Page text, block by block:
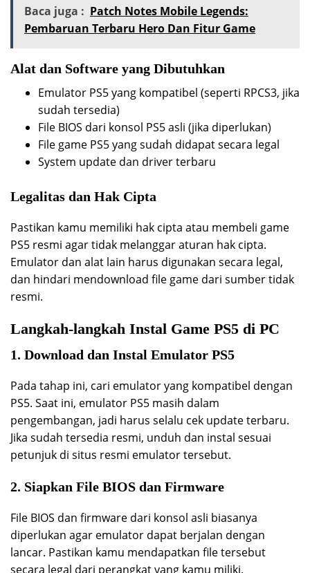
Baca juga : Patch Notes Mobile Legends:
Pembaruan Terbaru Hero Dan Fitur Game
Alat dan Software yang Dibutuhkan
Emulator PS5 yang kompatibel (seperti RPCS3, jika
sudah tersedia)
File BIOS dari konsol PS5 asli (jika diperlukan)
File game PS5 yang sudah didapat secara legal
System update dan driver terbaru
Legalitas dan Hak Cipta
Pastikan kamu memiliki hak cipta atau membeli game
PS5 resmi agar tidak melanggar aturan hak cipta.
Emulator dan alat lain harus digunakan secara legal,
dan hindari mendownload file game dari sumber tidak
resmi.
Langkah-langkah Instal Game PS5 di PC
1. Download dan Instal Emulator PS5
Pada tahap ini, cari emulator yang kompatibel dengan
PS5. Saat ini, emulator PS5 masih dalam
pengembangan, jadi harus selalu cek update terbaru.
Jika sudah tersedia resmi, unduh dan instal sesuai
petunjuk di situs resmi emulator tersebut.
2. Siapkan File BIOS dan Firmware
File BIOS dan firmware dari konsol asli biasanya
diperlukan agar emulator dapat berjalan dengan
lancar. Pastikan kamu mendapatkan file tersebut
secara legal dari perangkat yang kamu miliki.